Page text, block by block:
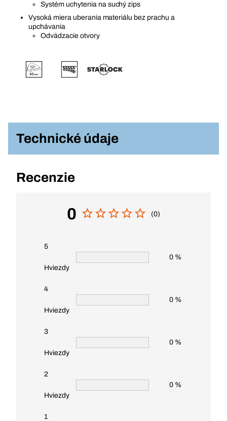
Systém uchytenia na suchý zips
Vysoká miera uberania materiálu bez prachu a
upchávania
Odvádzacie otvory
Technické údaje
Recenzie
0 (0)
5
Hviezdy
0 %
4
Hviezdy
0 %
3
Hviezdy
0 %
2
Hviezdy
0 %
1